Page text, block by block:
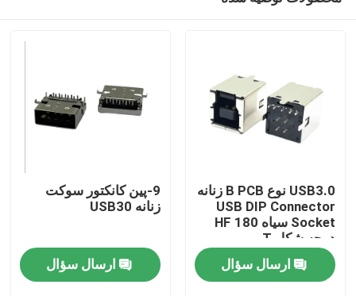
خانه
USB3.0 نوع B PCB زنانه
USB DIP Connector
Socket سیاه HF 180
درجه شکل T
ارسال سؤال
9-پین کانکتور سوکت
زنانه USB30
ارسال سؤال